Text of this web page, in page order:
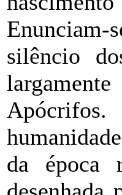
silêncio
da época